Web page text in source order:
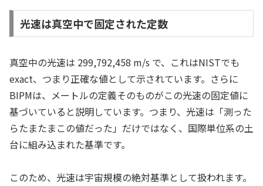
光速は真空中で固定された定数
真空中の光速は 299,792,458 m/s で、これはNISTでも
exact、つまり正確な値として示されています。さらに
BIPMは、メートルの定義そのものがこの光速の固定値に
基づいていると説明しています。つまり、光速は「測った
らたまたまこの値だった」だけではなく、国際単位系の土
台に組み込まれた基準です。
このため、光速は宇宙規模の絶対基準として扱われます。